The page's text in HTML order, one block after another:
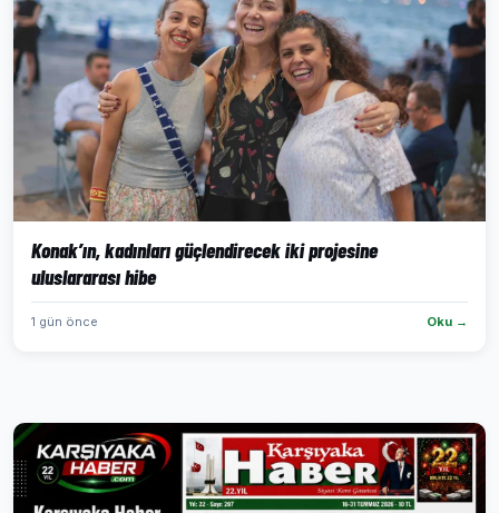
Konak’ın, kadınları güçlendirecek iki projesine
uluslararası hibe
1 gün önce Oku →